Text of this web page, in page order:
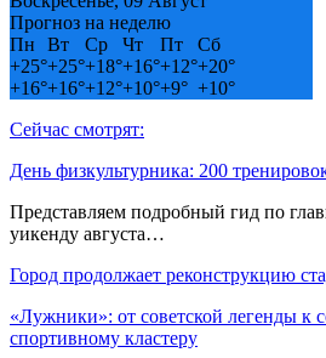
Прогноз на неделю
Пн
Вт Ср Чт Пт
Сб
+25°+25°+18°+16°+12°+20°
+16°+16°+12°+10°+9° +10°
Сейчас смотрят:
День физкультурника: 200
Представляем подробный гид по
уикенду августа…
Город продолжает реконструкцию
«Лужники»: от советской легенды к
спортивному кластеру